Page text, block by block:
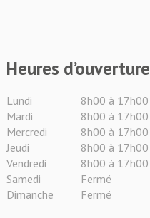
Heures d’ouverture
Lundi
8h00 à 17h00
Mardi
8h00 à 17h00
Mercredi
8h00 à 17h00
Jeudi
8h00 à 17h00
Vendredi
8h00 à 17h00
Samedi
Fermé
Dimanche
Fermé